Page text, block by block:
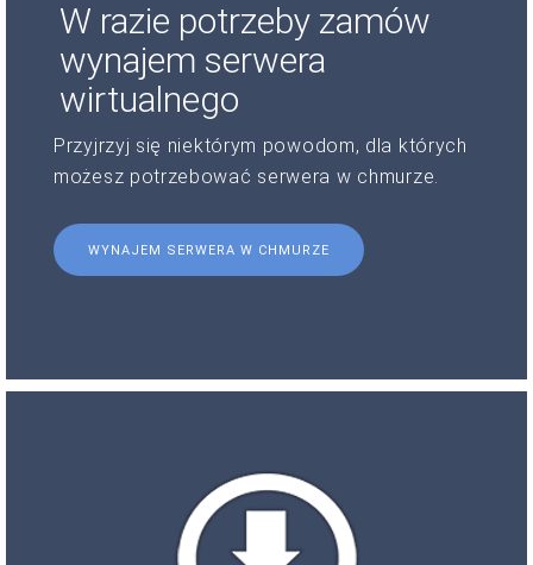
W razie potrzeby zamów
wynajem serwera
wirtualnego
Przyjrzyj się niektórym powodom, dla których
możesz potrzebować serwera w chmurze.
WYNAJEM SERWERA W CHMURZE